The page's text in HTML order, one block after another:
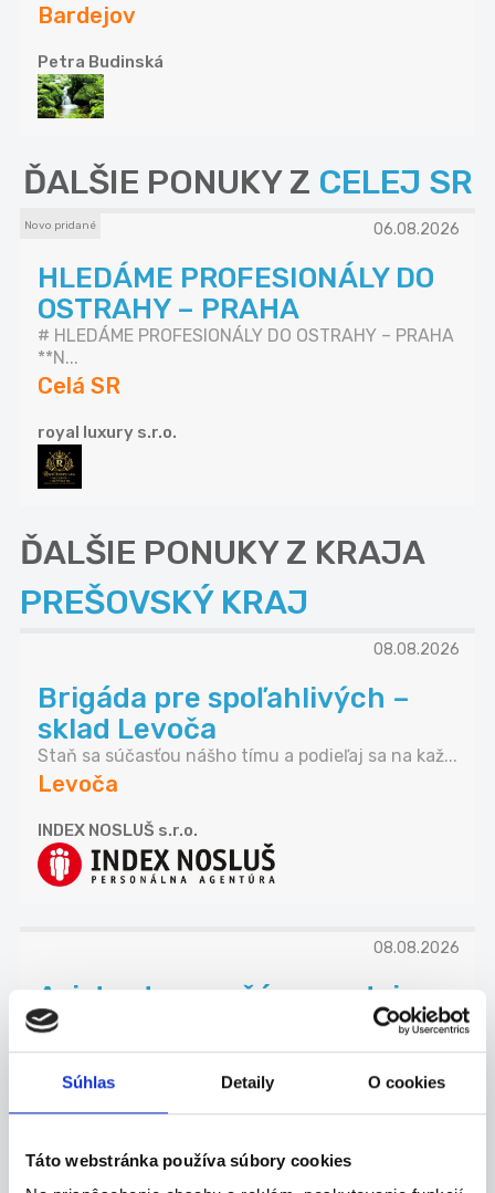
Súhlas Detaily O cookies
Táto webstránka používa súbory cookies
Bardejov
Petra Budinská
ĎALŠIE PONUKY Z CELEJ SR
Novo pridané 06.08.2026
HLEDÁME PROFESIONÁLY DO
OSTRAHY – PRAHA
# HLEDÁME PROFESIONÁLY DO OSTRAHY – PRAHA
**N...
Celá SR
royal luxury s.r.o.
ĎALŠIE PONUKY Z KRAJA
PREŠOVSKÝ KRAJ
08.08.2026
Brigáda pre spoľahlivých –
sklad Levoča
Staň sa súčasťou nášho tímu a podieľaj sa na kaž...
Levoča
INDEX NOSLUŠ s.r.o.
08.08.2026
Asistent manažéra predajne
(m/ž), Levoča
Mzda Nástupná mesačná mzda pri úväzku 38,75
hod...
Lidl Slovenská republika, s.r.o.